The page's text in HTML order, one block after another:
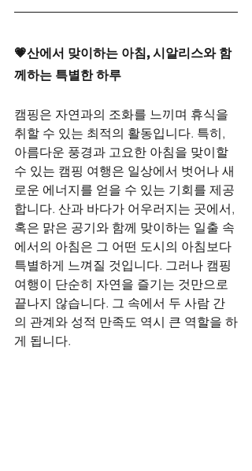
💗산에서 맞이하는 아침, 시알리스와 함
께하는 특별한 하루
캠핑은 자연과의 조화를 느끼며 휴식을
취할 수 있는 최적의 활동입니다. 특히,
아름다운 풍경과 고요한 아침을 맞이할
수 있는 캠핑 여행은 일상에서 벗어나 새
로운 에너지를 얻을 수 있는 기회를 제공
합니다. 산과 바다가 어우러지는 곳에서,
혹은 맑은 공기와 함께 맞이하는 일출 속
에서의 아침은 그 어떤 도시의 아침보다
특별하게 느껴질 것입니다. 그러나 캠핑
여행이 단순히 자연을 즐기는 것만으로
끝나지 않습니다. 그 속에서 두 사람 간
의 관계와 성적 만족도 역시 큰 역할을 하
게 됩니다.